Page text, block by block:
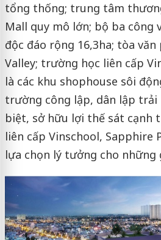
tổng thống; trung tâm
Mall quy mô lớn; bộ ba công
độc đáo rộng 16,3ha; tòa
Valley; trường học liên cấp
là các khu shophouse sôi
trường công lập, dân lập trải
biệt, sở hữu lợi thế sát cạnh
liên cấp Vinschool, Sapphire
lựa chọn lý tưởng cho những